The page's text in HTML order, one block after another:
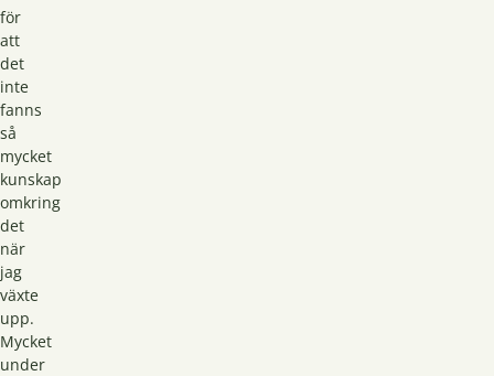
för
att
det
inte
fanns
så
mycket
kunskap
omkring
det
när
jag
växte
upp.
Mycket
under